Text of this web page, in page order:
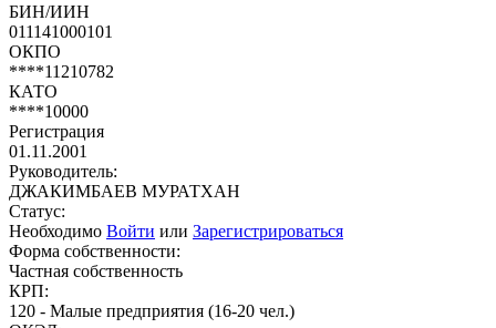
БИН/ИИН
011141000101
ОКПО
****11210782
КАТО
****10000
Регистрация
01.11.2001
Руководитель:
ДЖАКИМБАЕВ МУРАТХАН
Статус:
Необходимо Войти или Зарегистрироваться
Форма собственности:
Частная собственность
КРП:
120 - Малые предприятия (16-20 чел.)